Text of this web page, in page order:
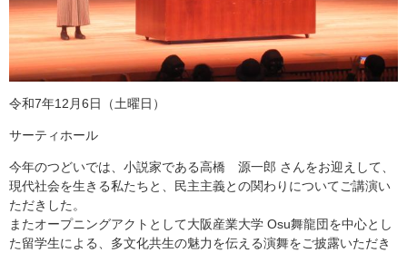
令和7年12月6日（土曜日）
サーティホール
今年のつどいでは、小説家である高橋 源一郎 さんをお迎えして、
現代社会を生きる私たちと、民主主義との関わりについてご講演い
ただきした。
またオープニングアクトとして大阪産業大学 Osu舞龍団を中心とし
た留学生による、多文化共生の魅力を伝える演舞をご披露いただき